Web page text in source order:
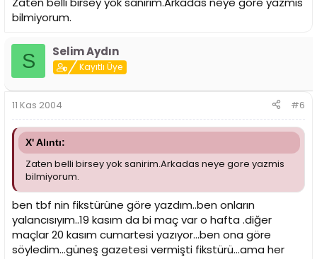
bilmiyorum.
S Selim Aydın
Kayıtlı Üye
11 Kas 2004 #6
X' Alıntı:
Zaten belli birsey yok sanirim.Arkadas neye gore yazmis
bilmiyorum.
ben tbf nin fikstürüne göre yazdım..ben onların
yalancısıyım..19 kasım da bi maç var o hafta .diğer
maçlar 20 kasım cumartesi yazıyor...ben ona göre
söyledim...güneş gazetesi vermişti fikstürü...ama her